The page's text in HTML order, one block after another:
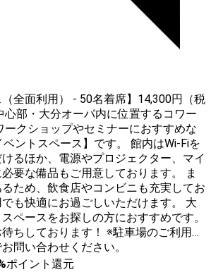
（全面利用） - 50名着席】14,300円（税
ークショップやセミナーにおすすめな
ベントスペース】です。 館内はWi-Fiを
るほか、電源やプロジェクター、マイ
要な備品もご用意しております。 ま
ため、飲食店やコンビニも充実してお
も快適にお過ごしいただけます。 大
ペースをお探しの方におすすめです。
ります！ ※駐車場のご利用に
問い合わせください。
ポイント還元